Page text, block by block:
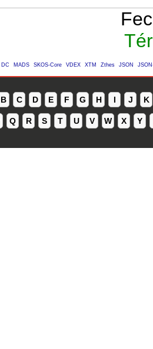
DC MADS SKOS-Core VDEX XTM Zthes JSON
B C D E F G H I J K
Q R S T U V W X Y